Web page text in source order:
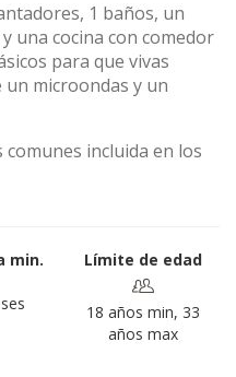
1 baños, un
una cocina con comedor
para que vivas
microondas y un
comunes incluida en los
min. Límite de edad
18 años min, 33
años max